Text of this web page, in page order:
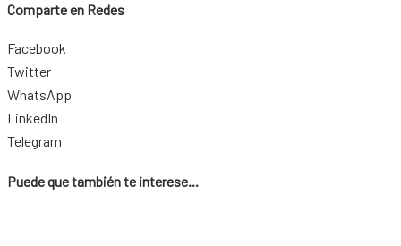
Comparte en Redes
Facebook
Twitter
WhatsApp
LinkedIn
Telegram
Puede que también te interese...